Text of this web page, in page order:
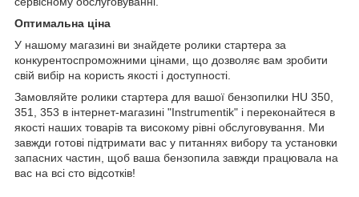
Оптимальна ціна
У нашому магазині ви знайдете ролики стартера за
конкурентоспроможними цінами, що дозволяє вам зробити
свій вибір на користь якості і доступності.
Замовляйте ролики стартера для вашої бензопилки HU 350,
351, 353 в інтернет-магазині "Instrumentik" і переконайтеся в
якості наших товарів та високому рівні обслуговування. Ми
завжди готові підтримати вас у питаннях вибору та установки
запасних частин, щоб ваша бензопила завжди працювала на
вас на всі сто відсотків!